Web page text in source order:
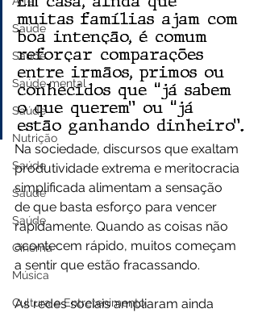
Saúde
Saúde
Saúde mental
Saúde
Nutrição
Saúde
Saúde
Saúde
Cinema
Música
Cultura e Entretenimento
muitas famílias ajam com
boa intenção, é comum
reforçar comparações
entre irmãos, primos ou
conhecidos que “já sabem
o que querem” ou “já
estão ganhando dinheiro”.
Na sociedade, discursos que exaltam
produtividade extrema e meritocracia
simplificada alimentam a sensação
de que basta esforço para vencer
rapidamente. Quando as coisas não
acontecem rápido, muitos começam
a sentir que estão fracassando.
As redes sociais ampliaram ainda